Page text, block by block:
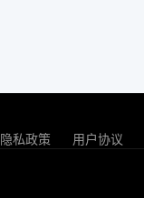
隐私政策 用户协议